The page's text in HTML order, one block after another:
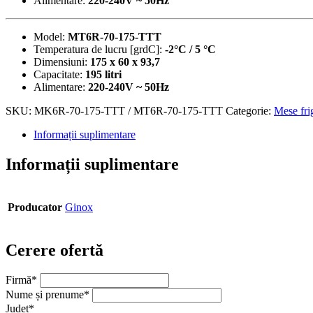
Model: MT6R-70-175-TTT
Temperatura de lucru [grdC]: -2°C / 5 °C
Dimensiuni: 175 x 60 x 93,7
Capacitate: 195 litri
Alimentare: 220-240V ~ 50Hz
SKU: MK6R-70-175-TTT / MT6R-70-175-TTT Categorie: Mese
Informații suplimentare
Informații suplimentare
Producator Ginox
Cerere ofertă
Firmă*
Nume și prenume*
Județ*